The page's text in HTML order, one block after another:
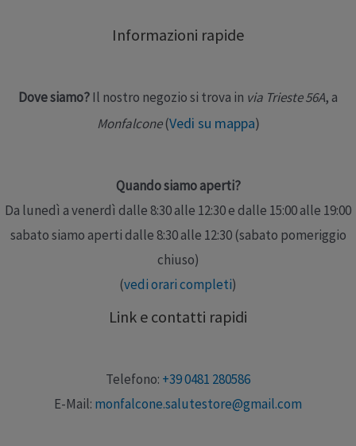
contenute dimensioni dell’umidificatore e il suo
Informazioni rapide
Dove siamo?Il nostro negozio si trova in via Trieste 56A, a
Monfalcone(Vedi su mappa)
Quando siamo aperti?
Da lunedì a venerdì dalle 8:30 alle 12:30 e dalle 15:00 alle 19:00
sabato siamo aperti dalle 8:30 alle 12:30 (sabato pomeriggio
chiuso)
(vedi orari completi)
Link e contatti rapidi
Telefono: +39 0481 280586
E-Mail: monfalcone.salutestore@gmail.com